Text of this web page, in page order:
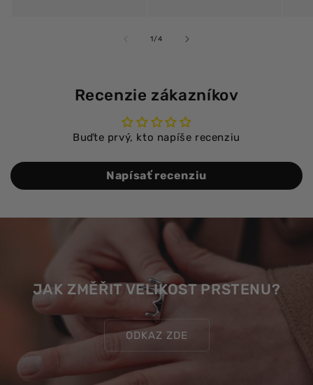
1/z4
Recenzie zákazníkov
Buďte prvý, kto napíše recenziu
Napísať recenziu
JAK ZMĚŘIT VELIKOST PRSTENU?
ODKAZ ZDE